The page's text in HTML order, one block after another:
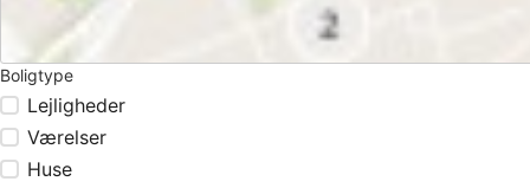
Boligtype
Lejligheder
Værelser
Huse